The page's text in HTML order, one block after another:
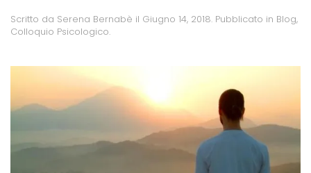
Scritto da Serena Bernabè il Giugno 14, 2018. Pubblicato in Blog,
Colloquio Psicologico.